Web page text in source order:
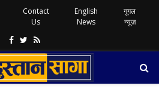
Contact
Us
English
News
गूगल
न्यूज़
Facebook
Twitter
Rss